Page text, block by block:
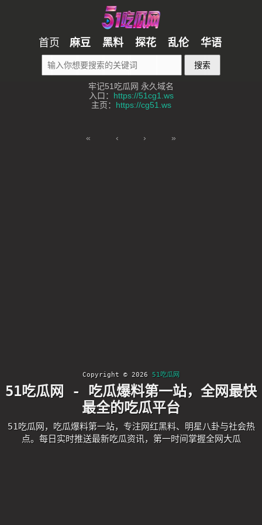
首页 麻豆 黑料 探花 乱伦 华语
搜索
牢记51吃瓜网 永久域名
入口： https://51cg1.ws
主页： https://cg51.ws
« ‹ › »
Copyright © 2026 51吃瓜网
51吃瓜网 - 吃瓜爆料第一站，全网最快
最全的吃瓜平台
51吃瓜网，吃瓜爆料第一站，专注网红黑料、明星八卦与社会热
点。每日实时推送最新吃瓜资讯，第一时间掌握全网大瓜